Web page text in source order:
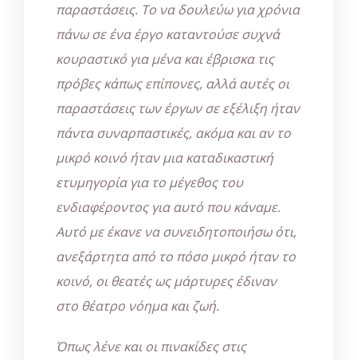
παραστάσεις. Το να δουλεύω για χρόνια
πάνω σε ένα έργο καταντούσε συχνά
κουραστικό για μένα και έβρισκα τις
πρόβες κάπως επίπονες, αλλά αυτές οι
παραστάσεις των έργων σε εξέλιξη ήταν
πάντα συναρπαστικές, ακόμα και αν το
μικρό κοινό ήταν μια καταδικαστική
ετυμηγορία για το μέγεθος του
ενδιαφέροντος για αυτό που κάναμε.
Αυτό με έκανε να συνειδητοποιήσω ότι,
ανεξάρτητα από το πόσο μικρό ήταν το
κοινό, οι θεατές ως μάρτυρες έδιναν
στο θέατρο νόημα και ζωή.
Όπως λένε και οι πινακίδες στις